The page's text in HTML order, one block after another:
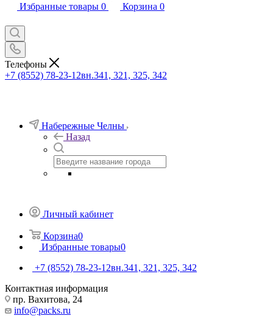
Избранные товары 0 Корзина 0
Телефоны
+7 (8552) 78-23-12вн.341, 321, 325, 342
Набережные Челны
Назад
Личный кабинет
Корзина0
Избранные товары0
+7 (8552) 78-23-12вн.341, 321, 325, 342
Контактная информация
пр. Вахитова, 24
info@packs.ru